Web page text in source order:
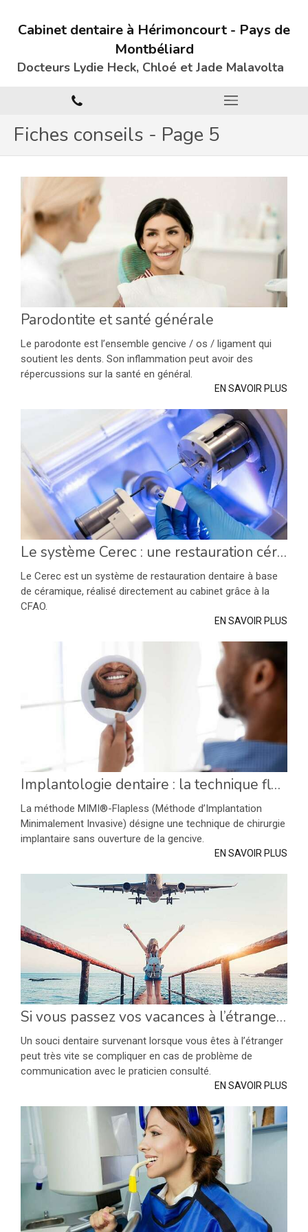
Cabinet dentaire à Hérimoncourt - Pays de
Montbéliard
Docteurs Lydie Heck, Chloé et Jade Malavolta
Fiches conseils - Page 5
Parodontite et santé générale
Le parodonte est l’ensemble gencive / os / ligament qui
soutient les dents. Son inflammation peut avoir des
répercussions sur la santé en général.
EN SAVOIR PLUS
Le système Cerec : une restauration céramique réalisée en une seule séance
Le Cerec est un système de restauration dentaire à base
de céramique, réalisé directement au cabinet grâce à la
CFAO.
EN SAVOIR PLUS
Implantologie dentaire : la technique flapless
La méthode MIMI®-Flapless (Méthode d’Implantation
Minimalement Invasive) désigne une technique de chirurgie
implantaire sans ouverture de la gencive.
EN SAVOIR PLUS
Si vous passez vos vacances à l’étranger...
Un souci dentaire survenant lorsque vous êtes à l’étranger
peut très vite se compliquer en cas de problème de
communication avec le praticien consulté.
EN SAVOIR PLUS